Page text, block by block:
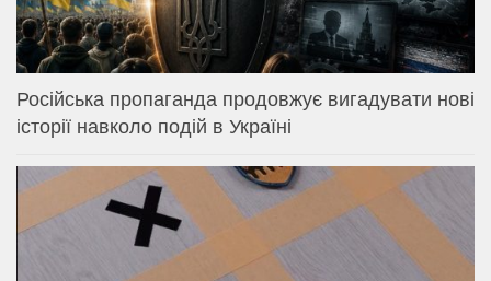
Російська пропаганда продовжує вигадувати нові
історії навколо подій в Україні